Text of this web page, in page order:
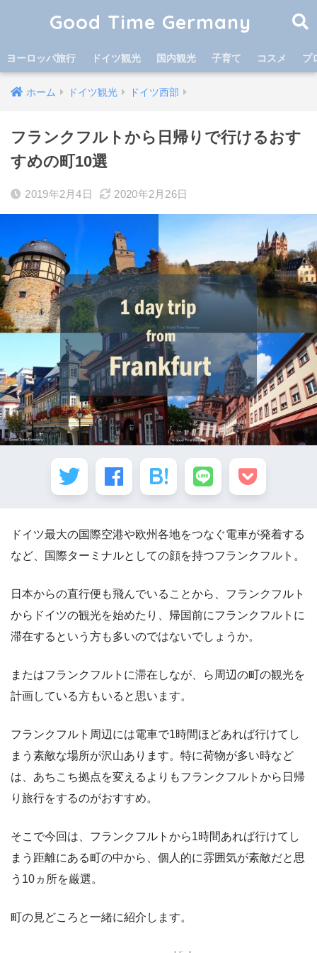
Good Time Germany
ヨーロッパ旅行 ドイツ観光 国内観光 子育て コスメ プ
ホーム ドイツ観光 ドイツ西部
フランクフルトから日帰りで行けるおす
すめの町10選
2019年2月4日 2020年2月26日
ドイツ最大の国際空港や欧州各地をつなぐ電車が発着する
など、国際ターミナルとしての顔を持つフランクフルト。
日本からの直行便も飛んでいることから、フランクフルト
からドイツの観光を始めたり、帰国前にフランクフルトに
滞在するという方も多いのではないでしょうか。
またはフランクフルトに滞在しなが、ら周辺の町の観光を
計画している方もいると思います。
フランクフルト周辺には電車で1時間ほどあれば行けてし
まう素敵な場所が沢山あります。特に荷物が多い時など
は、あちこち拠点を変えるよりもフランクフルトから日帰
り旅行をするのがおすすめ。
そこで今回は、フランクフルトから1時間あれば行けてし
まう距離にある町の中から、個人的に雰囲気が素敵だと思
う10ヵ所を厳選。
町の見どころと一緒に紹介します。